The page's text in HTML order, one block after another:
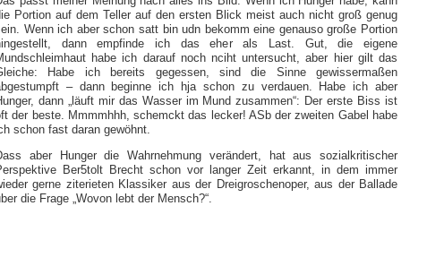
Portion auf dem Teller auf den ersten Blick meist auch nicht groß genug
Wenn ich aber schon satt bin udn bekomm eine genauso große Portion
dann empfinde ich das eher als Last. Gut, die eigene
habe ich darauf noch nciht untersucht, aber hier gilt das
Habe ich bereits gegessen, sind die Sinne gewissermaßen
– dann beginne ich hja schon zu verdauen. Habe ich aber
dann „läuft mir das Wasser im Mund zusammen“: Der erste Biss ist
der beste. Mmmmhhh, schemckt das lecker! ASb der zweiten Gabel habe
schon fast daran gewöhnt.
aber Hunger die Wahrnehmung verändert, hat aus sozialkritischer
Ber5tolt Brecht schon vor langer Zeit erkannt, in dem immer
gerne ziterieten Klassiker aus der Dreigroschenoper, aus der Ballade
die Frage „Wovon lebt der Mensch?“.